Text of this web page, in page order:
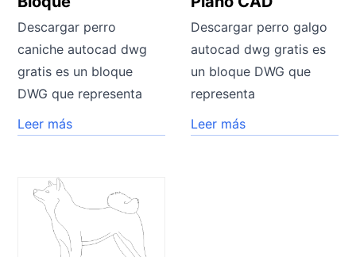
Descargar perro
caniche autocad dwg
gratis es un bloque
DWG que representa
Leer más
Descargar perro galgo
autocad dwg gratis es
un bloque DWG que
representa
Leer más